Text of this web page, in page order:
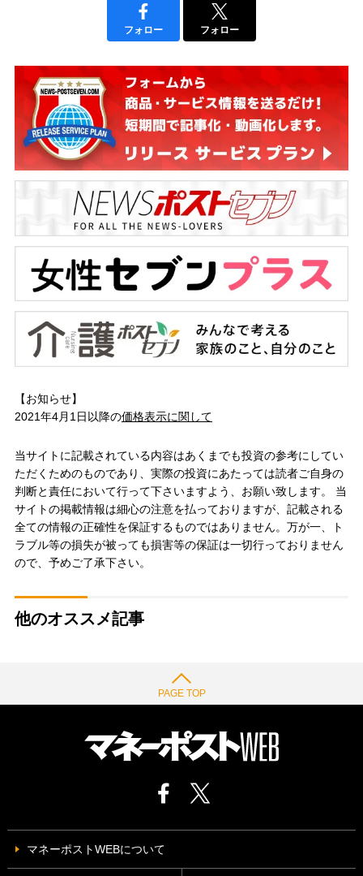
フォロー フォロー
【お知らせ】
2021年4月1日以降の価格表示に関して
当サイトに記載されている内容はあくまでも投資の参考にしてい
ただくためのものであり、実際の投資にあたっては読者ご自身の
判断と責任において行って下さいますよう、お願い致します。 当
サイトの掲載情報は細心の注意を払っておりますが、記載される
全ての情報の正確性を保証するものではありません。万が一、ト
ラブル等の損失が被っても損害等の保証は一切行っておりません
ので、予めご了承下さい。
他のオススメ記事
PAGE TOP
マネーポストWEBについて